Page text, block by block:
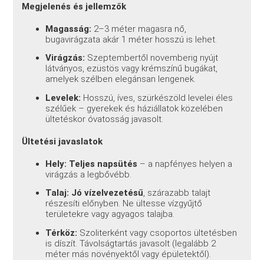
Megjelenés és jellemzők
Magasság: 2–3 méter magasra nő,
bugavirágzata akár 1 méter hosszú is lehet.
Virágzás: Szeptembertől novemberig nyújt
látványos, ezüstös vagy krémszínű bugákat,
amelyek szélben elegánsan lengenek.
Levelek: Hosszú, íves, szürkészöld levelei éles
szélűek – gyerekek és háziállatok közelében
ültetéskor óvatosság javasolt.
Ültetési javaslatok
Hely: Teljes napsütés – a napfényes helyen a
virágzás a legbővébb.
Talaj: Jó vízelvezetésű, szárazabb talajt
részesíti előnyben. Ne ültesse vízgyűjtő
területekre vagy agyagos talajba.
Térköz: Szoliterként vagy csoportos ültetésben
is díszít. Távolságtartás javasolt (legalább 2
méter más növényektől vagy épületektől).